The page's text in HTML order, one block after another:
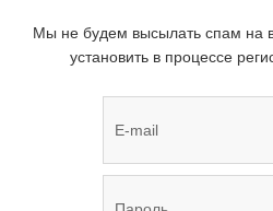
Мы не будем высылать спам на
установить в процессе